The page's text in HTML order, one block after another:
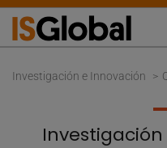
Investigación e Innovación